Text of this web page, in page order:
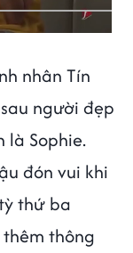
nhân Tín
người đẹp
là Sophie.
đón vui khi
thứ ba
thông